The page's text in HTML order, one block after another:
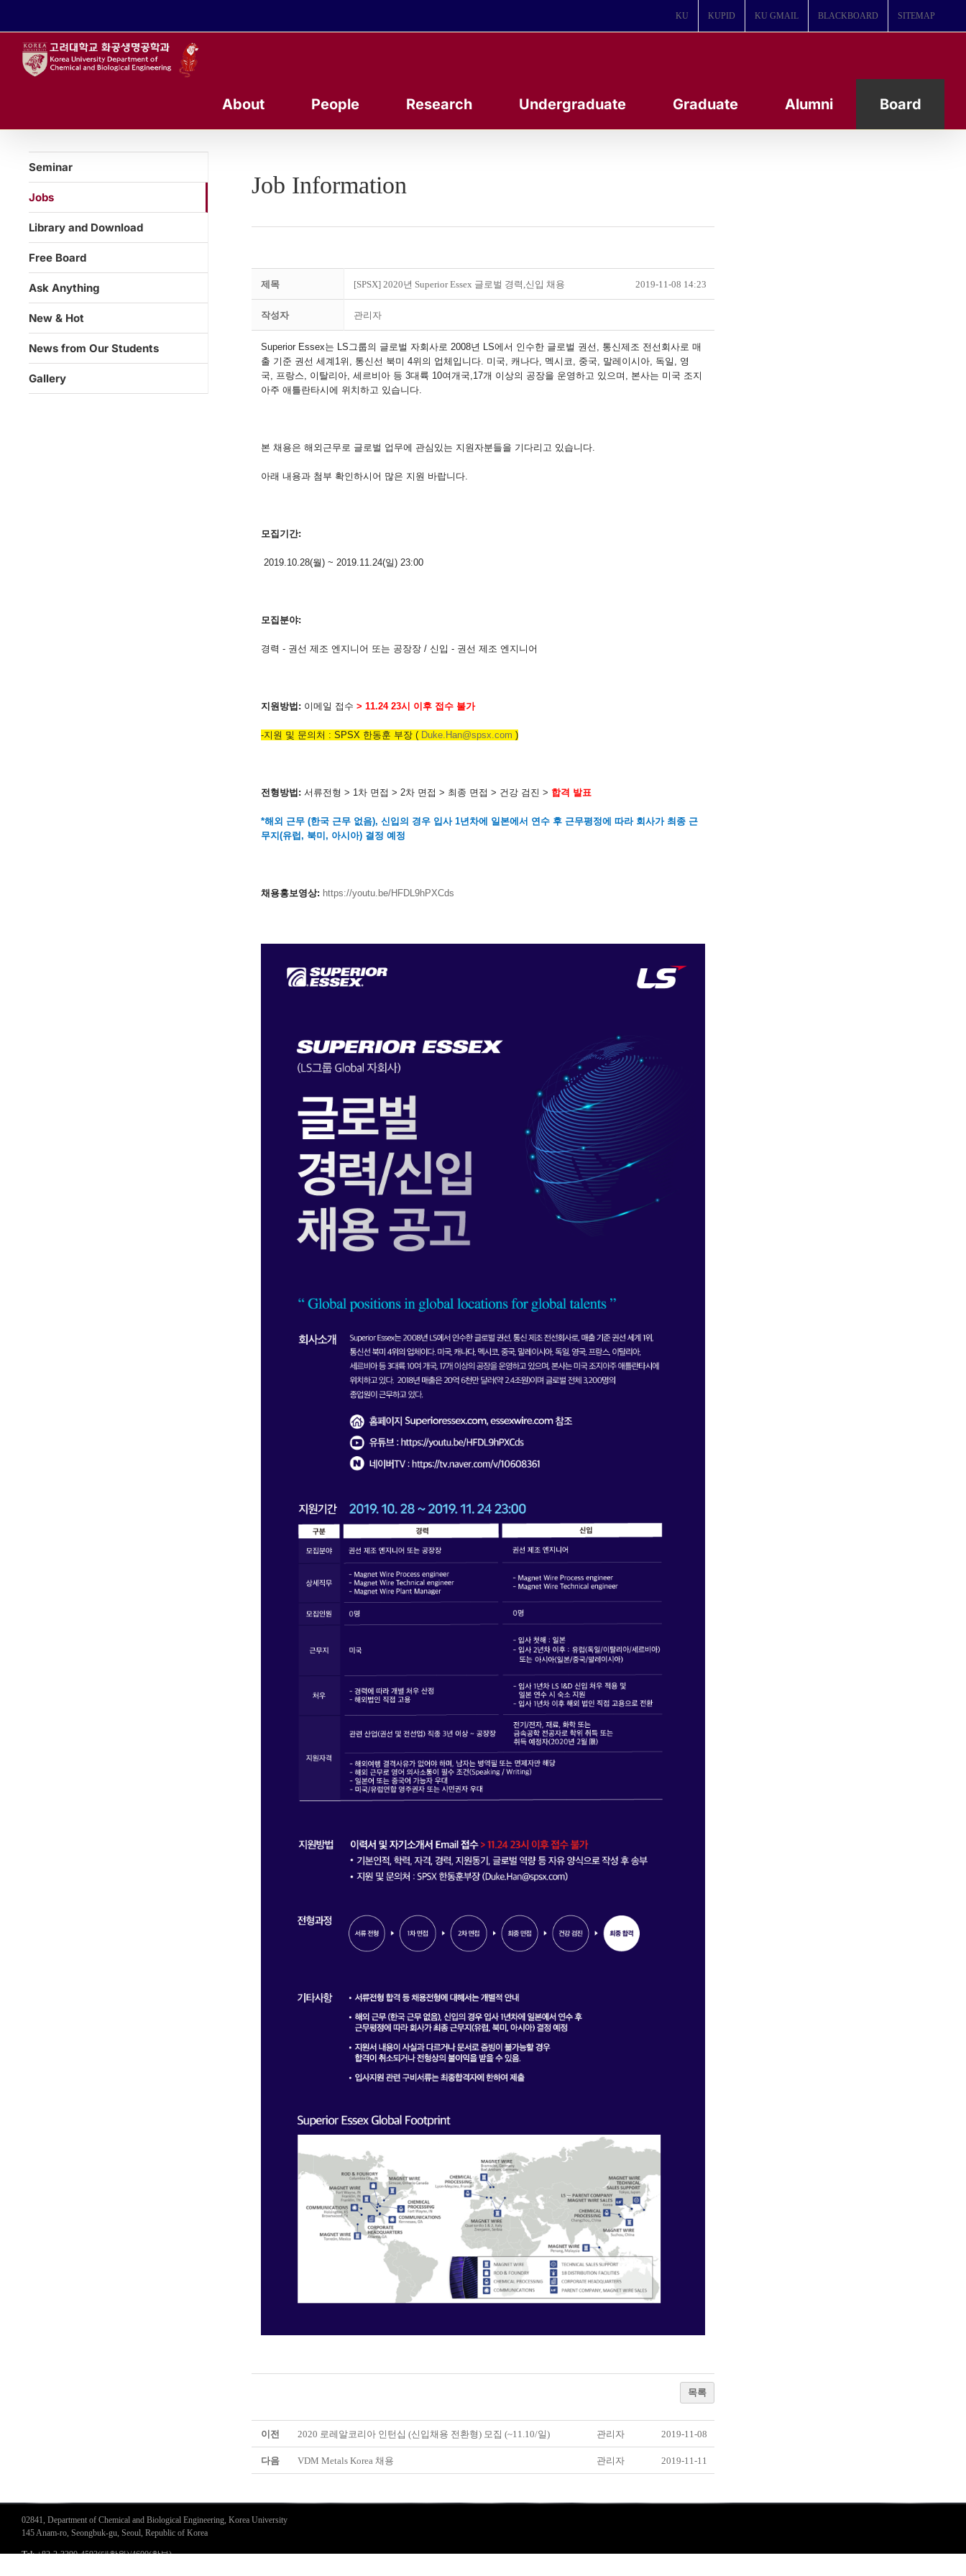
KU KUPID KU GMAIL BLACKBOARD SITEMAP
About People Research Undergraduate Graduate Alumni Board
Job Information
제목 [SPSX] 2020년 Superior Essex 글로벌 경력,신입 채용 2019-11-08 14:23
작성자 관리자
Superior Essex는 LS 그룹의 글로벌 자회사로 2008년 LS에서 인수한 글로벌 권선
통신제조 전선회사로 매
출 기준 권선 세계 1 위 통신선 북미 4위의 업체입니다. 미국 캐나다, 멕시코 중국 말레이시아, 독일
영
국
프랑스 이탈리아, 세르비아 등 3대륙 10여개국 ,17개 이상의 공장을 운영하고 있으며
본사는 미국 조지
아주 애틀란타시에 위치하고 있습니다.
본 채용은 해외근무로 글로벌 업무에 관심있는 지원자분들을 기다리고 있습니다.
아래 내용과 첨부 확인하시어 많은 지원 바랍니다.
모집기간:
2019.10.28(월) ~ 2019.11.24(일) 23:00
모집분야:
경력 - 권선 제조 엔지니어 또는 공장장 / 신입 - 권선 제조 엔지니어
지원방법 : 이메일 접수 > 11.24 23시 이후 접수 불가
-지원 및 문의처 : SPSX 한동훈 부장 ( Duke.Han@spsx.com )
전형방법 : 서류전형 > 1 차 면접 > 2차 면접 > 최종 면접 > 건강 검진 > 합격 발표
*해외 근무(한국 근무 없음), 신입의 경우 입사1년차에 일본에서 연수 후 근무평정에 따라 회사가 최종 근
무지 (유럽 , 북미 , 아시아) 결정 예정
채용홍보영상: https://youtu.be/HFDL9hPXCds
목록
이전 2020 로레알코리아 인턴십 (신입채용 전환형) 모집 (~11.10/일) 관리자 2019-11-08
다음 VDM Metals Korea 채용 관리자 2019-11-11
Seminar
Jobs
Library and Download
Free Board
Ask Anything
New & Hot
News from Our Students
Gallery
02841, Department of Chemical and Biological Engineering, Korea University
145 Anam-ro, Seongbuk-gu, Seoul, Republic of Korea
Tel: +82-2-3290-4593(대학원)/4600(학부)